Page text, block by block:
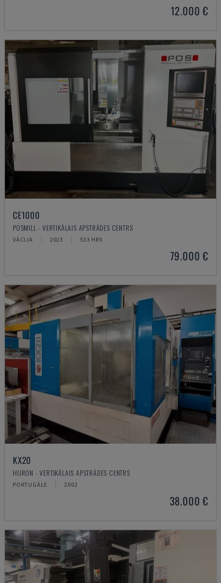
12.000 €
CE1000
POSMILL - VERTIKĀLAIS APSTRĀDES CENTRS
VĀCIJA 2023 533 HRS
79.000 €
KX20
HURON - VERTIKĀLAIS APSTRĀDES CENTRS
PORTUGĀLE 2002
38.000 €